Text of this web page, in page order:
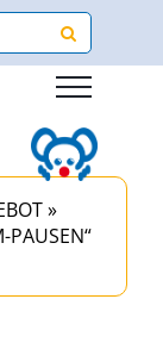
»
PAUSEN“